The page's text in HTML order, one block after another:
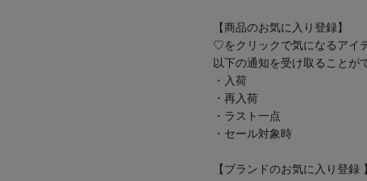
【商品のお気に入り登録】
♡をクリックで気になるアイ
以下の通知を受け取ることが
・入荷
・再入荷
・ラスト一点
・セール対象時
【ブランドのお気に入り登録